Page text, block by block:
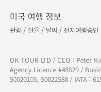
미국 여행 정보
관광 / 환율 / 날씨 / 전자여행승인
OK TOUR LTD / CEO : Peter
Agency Licence #48829 /
50020105, 50022588 / IATA :